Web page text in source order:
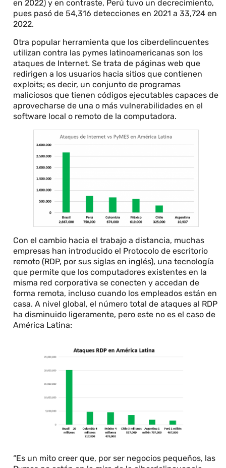
en 2022) y en contraste, Perú tuvo un decrecimiento,
pues pasó de 54,316 detecciones en 2021 a 33,724 en
2022.
Otra popular herramienta que los ciberdelincuentes
utilizan contra las pymes latinoamericanas son los
ataques de Internet. Se trata de páginas web que
redirigen a los usuarios hacia sitios que contienen
exploits; es decir, un conjunto de programas
maliciosos que tienen códigos ejecutables capaces de
aprovecharse de una o más vulnerabilidades en el
software local o remoto de la computadora.
Con el cambio hacia el trabajo a distancia, muchas
empresas han introducido el Protocolo de escritorio
remoto (RDP, por sus siglas en inglés), una tecnología
que permite que los computadores existentes en la
misma red corporativa se conecten y accedan de
forma remota, incluso cuando los empleados están en
casa. A nivel global, el número total de ataques al RDP
ha disminuido ligeramente, pero este no es el caso de
América Latina:
“Es un mito creer que, por ser negocios pequeños, las